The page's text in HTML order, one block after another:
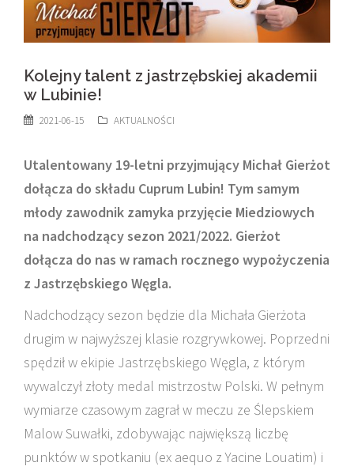
Kolejny talent z jastrzębskiej akademii
w Lubinie!
2021-06-15 AKTUALNOŚCI
Utalentowany 19-letni przyjmujący Michał Gierżot
dołącza do składu Cuprum Lubin! Tym samym
młody zawodnik zamyka przyjęcie Miedziowych
na nadchodzący sezon 2021/2022. Gierżot
dołącza do nas w ramach rocznego wypożyczenia
z Jastrzębskiego Węgla.
Nadchodzący sezon będzie dla Michała Gierżota
drugim w najwyższej klasie rozgrywkowej. Poprzedni
spędził w ekipie Jastrzębskiego Węgla, z którym
wywalczył złoty medal mistrzostw Polski. W pełnym
wymiarze czasowym zagrał w meczu ze Ślepskiem
Malow Suwałki, zdobywając największą liczbę
punktów w spotkaniu (ex aequo z Yacine Louatim) i